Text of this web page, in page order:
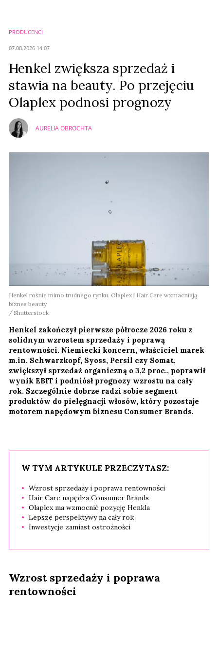
PRODUCENCI
07.08.2026 14:07
Henkel zwiększa sprzedaż i
stawia na beauty. Po przejęciu
Olaplex podnosi prognozy
AURELIA OBROCHTA
Henkel rośnie mimo trudnego rynku. Olaplex i Hair Care wzmacniają
biznes beauty
Shutterstock
Henkel zakończył pierwsze półrocze 2026 roku z
solidnym wzrostem sprzedaży i poprawą
rentowności. Niemiecki koncern, właściciel marek
m.in. Schwarzkopf, Syoss, Persil czy Somat,
zwiększył sprzedaż organiczną o 3,2 proc., poprawił
wynik EBIT i podniósł prognozy wzrostu na cały
rok. Szczególnie dobrze radzi sobie segment
produktów do pielęgnacji włosów, który pozostaje
motorem napędowym biznesu Consumer Brands.
W TYM ARTYKULE PRZECZYTASZ:
Wzrost sprzedaży i poprawa rentowności
Hair Care napędza Consumer Brands
Olaplex ma wzmocnić pozycję Henkla
Lepsze perspektywy na cały rok
Inwestycje zamiast ostrożności
Wzrost sprzedaży i poprawa
rentowności